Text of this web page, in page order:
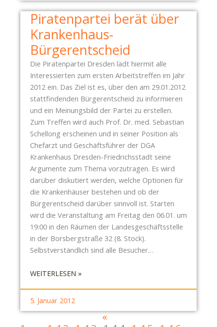
A
U
S
-
B
Ü
R
G
E
R
E
N
T
S
C
H
E
I
D
2
.
0
L
O
S
P
A
R
K
P
I
L
L
N
I
T
Z
I
S
T
Ö
F
F
N
T
I
Piratenpartei berät über
Krankenhaus-
Bürgerentscheid
Die Piratenpartei Dresden lädt hiermit alle
Interessierten zum ersten Arbeitstreffen im Jahr
2012 ein. Das Ziel ist es, über den am 29.01.2012
stattfindenden Bürgerentscheid zu informieren
und ein Meinungsbild der Partei zu erstellen.
Zum Treffen wird auch Prof. Dr. med. Sebastian
Schellong erscheinen und in seiner Position als
Chefarzt und Geschäftsführer der DGA
Krankenhaus Dresden-Friedrichsstadt seine
Argumente zum Thema vorzutragen. Es wird
darüber diskutiert werden, welche Optionen für
die Krankenhäuser bestehen und ob der
Bürgerentscheid darüber sinnvoll ist. Starten
wird die Veranstaltung am Freitag den 06.01. um
19:00 in den Räumen der Landesgeschäftsstelle
in der Borsbergstraße 32 (8. Stock).
Selbstverständlich sind alle Besucher…
WEITERLESEN »:
5. Januar 2012
«